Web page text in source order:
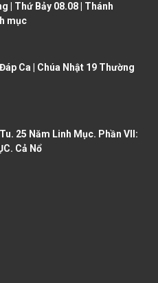
| Thứ Bảy 08.08 | Thánh
mục
Ca | Chúa Nhật 19 Thường
25 Năm Linh Mục. Phần VII:
Cả Nổ